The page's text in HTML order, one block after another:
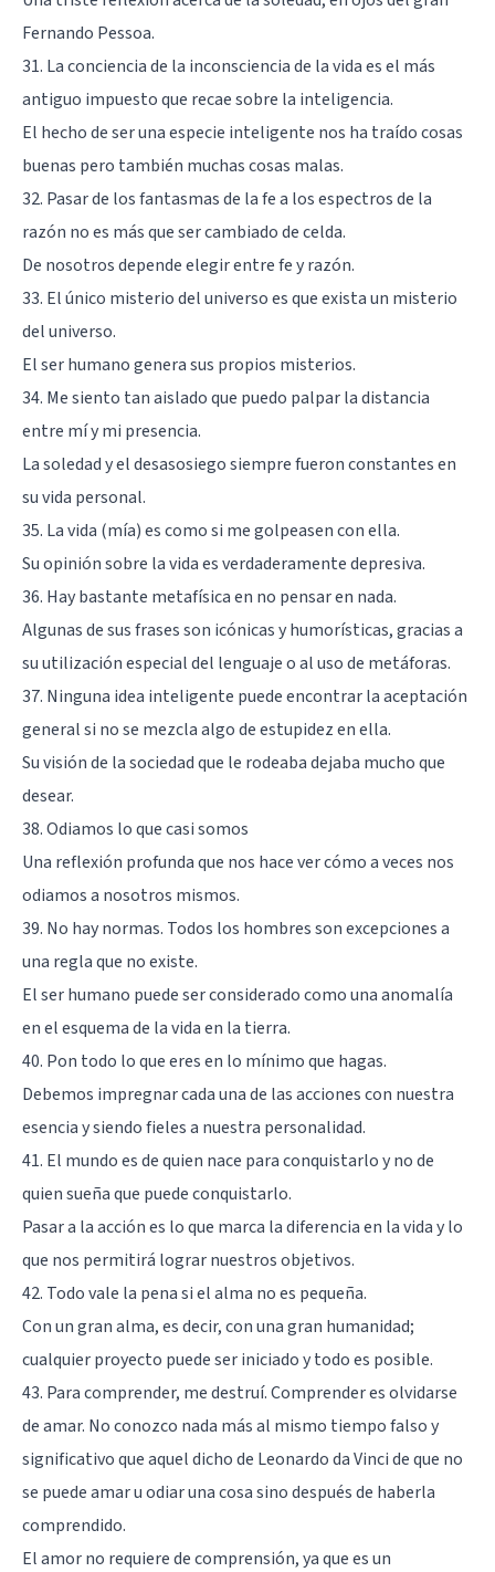
Fernando Pessoa.
31. La conciencia de la inconsciencia de la vida es el más
antiguo impuesto que recae sobre la inteligencia.
El hecho de ser una especie inteligente nos ha traído cosas
buenas pero también muchas cosas malas.
32. Pasar de los fantasmas de la fe a los espectros de la
razón no es más que ser cambiado de celda.
De nosotros depende elegir entre fe y razón.
33. El único misterio del universo es que exista un misterio
del universo.
El ser humano genera sus propios misterios.
34. Me siento tan aislado que puedo palpar la distancia
entre mí y mi presencia.
La soledad y el desasosiego siempre fueron constantes en
su vida personal.
35. La vida (mía) es como si me golpeasen con ella.
Su opinión sobre la vida es verdaderamente depresiva.
36. Hay bastante metafísica en no pensar en nada.
Algunas de sus frases son icónicas y humorísticas, gracias a
su utilización especial del lenguaje o al uso de metáforas.
37. Ninguna idea inteligente puede encontrar la aceptación
general si no se mezcla algo de estupidez en ella.
Su visión de la sociedad que le rodeaba dejaba mucho que
desear.
38. Odiamos lo que casi somos
Una reflexión profunda que nos hace ver cómo a veces nos
odiamos a nosotros mismos.
39. No hay normas. Todos los hombres son excepciones a
una regla que no existe.
El ser humano puede ser considerado como una anomalía
en el esquema de la vida en la tierra.
40. Pon todo lo que eres en lo mínimo que hagas.
Debemos impregnar cada una de las acciones con nuestra
esencia y siendo fieles a nuestra personalidad.
41. El mundo es de quien nace para conquistarlo y no de
quien sueña que puede conquistarlo.
Pasar a la acción es lo que marca la diferencia en la vida y lo
que nos permitirá lograr nuestros objetivos.
42. Todo vale la pena si el alma no es pequeña.
Con un gran alma, es decir, con una gran humanidad;
cualquier proyecto puede ser iniciado y todo es posible.
43. Para comprender, me destruí. Comprender es olvidarse
de amar. No conozco nada más al mismo tiempo falso y
significativo que aquel dicho de Leonardo da Vinci de que no
se puede amar u odiar una cosa sino después de haberla
comprendido.
El amor no requiere de comprensión, ya que es un